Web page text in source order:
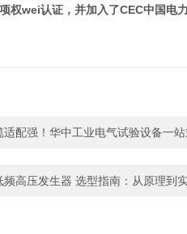
权wei认证，并加入了CEC中国电
适配强！华中工业电气试验设备一
频高压发生器 选型指南：从原理到